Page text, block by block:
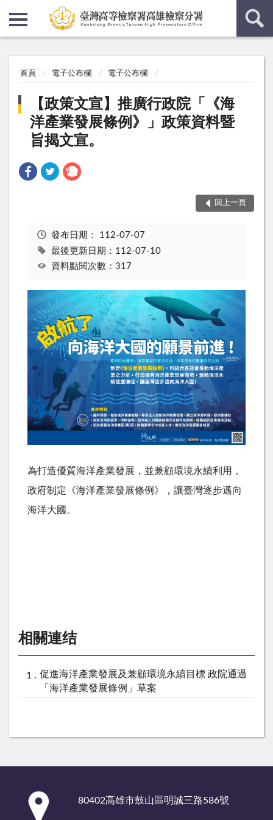
首頁 電子公布欄 電子公布欄
【政策文宣】推廣行政院「《海
洋產業發展條例》」政策資料暨
旨揭文宣。
回上一頁
發布日期： 112-07-07
最後更新日期：112-07-10
資料點閱次數：317
為打造優質海洋產業發展，並兼顧環境永續利用，
政府制定《海洋產業發展條例》，讓臺灣逐步邁向
海洋大國。
相關連结
促進海洋產業發展及兼顧環境永續目標 政院通過
「海洋產業發展條例」草案
80402高雄市鼓山區明誠三路586號